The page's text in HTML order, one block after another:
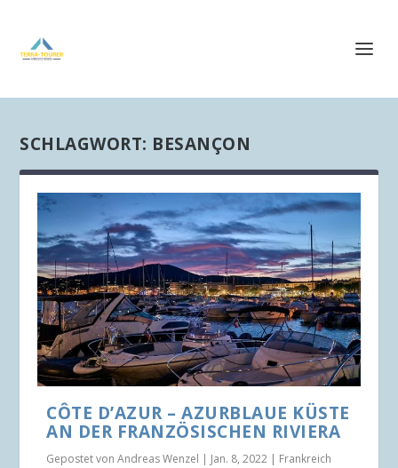
SCHLAGWORT: BESANÇON
CÔTE D’AZUR – AZURBLAUE KÜSTE
AN DER FRANZÖSISCHEN RIVIERA
Gepostet vonAndreas Wenzel | Jan. 8, 2022 | Frankreich